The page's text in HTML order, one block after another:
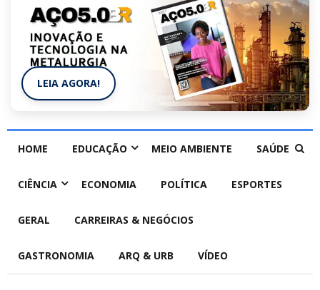
LEIA AGORA!
HOME EDUCAÇÃO MEIO AMBIENTE SAÚDE
CIÊNCIA ECONOMIA POLÍTICA ESPORTES
GERAL CARREIRAS & NEGÓCIOS
GASTRONOMIA ARQ & URB VÍDEO